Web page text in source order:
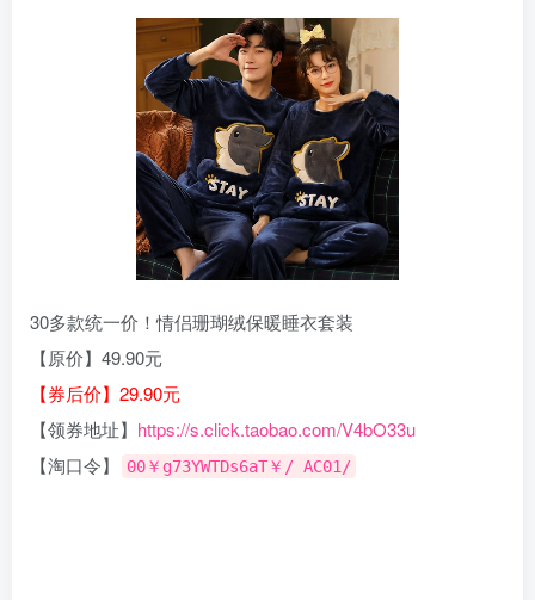
30多款统一价！情侣珊瑚绒保暖睡衣套装
【原价】49.90元
【券后价】29.90元
【领券地址】 https://s.click.taobao.com/V4bO33u
【淘口令】
00￥g73YWTDs6aT￥/ AC01/